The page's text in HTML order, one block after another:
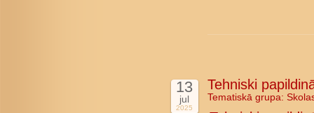
13
jul
2025
Tehniski
Tematiskā grupa: